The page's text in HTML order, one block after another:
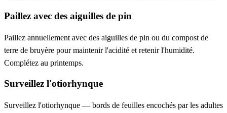
Paillez avec des aiguilles de pin
Paillez annuellement avec des aiguilles de pin ou du compost de
terre de bruyère pour maintenir l'acidité et retenir l'humidité.
Complétez au printemps.
Surveillez l'otiorhynque
Surveillez l'otiorhynque — bords de feuilles encochés par les adultes